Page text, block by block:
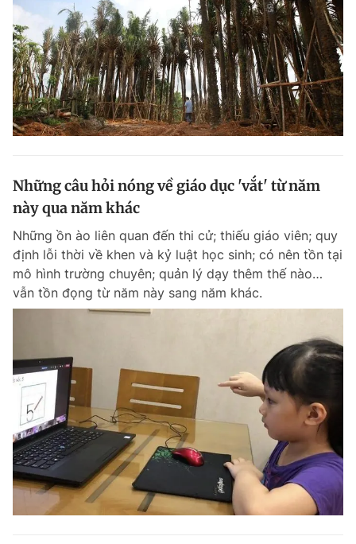
Những câu hỏi nóng về giáo dục 'vắt' từ năm
này qua năm khác
Những ồn ào liên quan đến thi cử; thiếu giáo viên; quy
định lỗi thời về khen và kỷ luật học sinh; có nên tồn tại
mô hình trường chuyên; quản lý dạy thêm thế nào…
vẫn tồn đọng từ năm này sang năm khác.